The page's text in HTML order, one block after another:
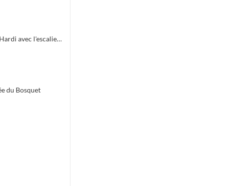
Restauration de l'ancienne auberge du Coq Hardi avec l'escalier et le porche des casernes Louis XIII
du Bosquet